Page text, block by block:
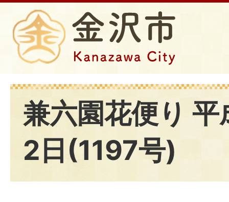
兼六園花便り
2日(1197号)